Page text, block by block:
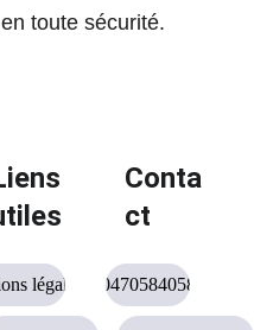
toute sécurité.
Conta
ct
légales 0470584058